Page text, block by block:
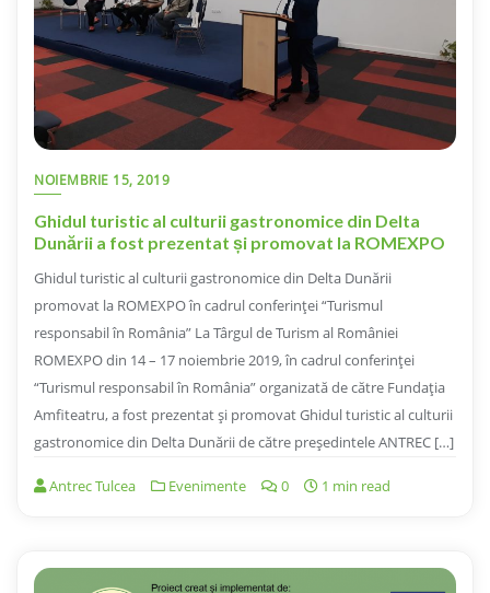
NOIEMBRIE 15, 2019
Ghidul turistic al culturii gastronomice din Delta
Dunării a fost prezentat și promovat la ROMEXPO
Ghidul turistic al culturii gastronomice din Delta Dunării
promovat la ROMEXPO în cadrul conferinței “Turismul
responsabil în România” La Târgul de Turism al României
ROMEXPO din 14 – 17 noiembrie 2019, în cadrul conferinței
“Turismul responsabil în România” organizată de către Fundația
Amfiteatru, a fost prezentat și promovat Ghidul turistic al culturii
gastronomice din Delta Dunării de către președintele ANTREC […]
Antrec Tulcea Evenimente 0 1 min read